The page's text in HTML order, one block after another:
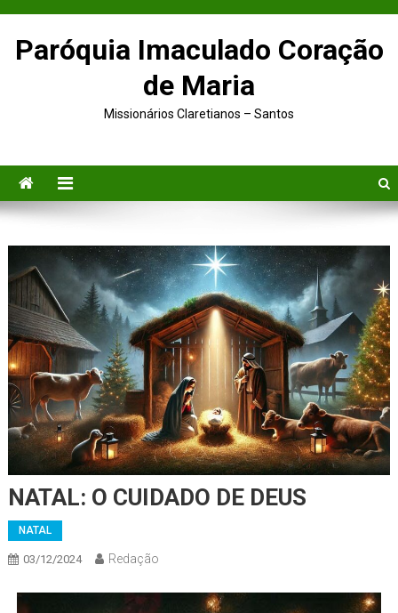
Paróquia Imaculado Coração
de Maria
Missionários Claretianos – Santos
NATAL: O CUIDADO DE DEUS
NATAL
03/12/2024 Redação